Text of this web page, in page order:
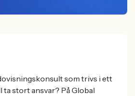
som trivs i ett
stort ansvar? På Global